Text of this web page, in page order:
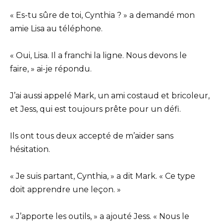
« Es-tu sûre de toi, Cynthia ? » a demandé mon
amie Lisa au téléphone.
« Oui, Lisa. Il a franchi la ligne. Nous devons le
faire, » ai-je répondu.
J’ai aussi appelé Mark, un ami costaud et bricoleur,
et Jess, qui est toujours prête pour un défi.
Ils ont tous deux accepté de m’aider sans
hésitation.
« Je suis partant, Cynthia, » a dit Mark. « Ce type
doit apprendre une leçon. »
« J’apporte les outils, » a ajouté Jess. « Nous le